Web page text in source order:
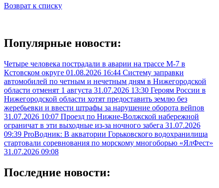
Возврат к списку
Популярные новости:
Четыре человека пострадали в аварии на трассе М-7 в
Кстовском округе 01.08.2026 16:44 Систему заправки
автомобилей по четным и нечетным дням в Нижегородской
области отменят 1 августа 31.07.2026 13:30 Героям России в
Нижегородской области хотят предоставить землю без
жеребьевки и ввести штрафы за нарушение оборота вейпов
31.07.2026 10:07 Проезд по Нижне-Волжской набережной
ограничат в эти выходные из-за ночного забега 31.07.2026
09:39 ProВодник: В акватории Горьковского водохранилища
стартовали соревнования по морскому многоборью «ЯлФест»
31.07.2026 09:08
Последние новости: